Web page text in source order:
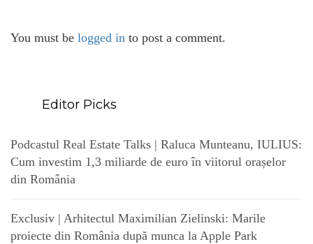
You must be logged in to post a comment.
Editor Picks
Podcastul Real Estate Talks | Raluca Munteanu, IULIUS:
Cum investim 1,3 miliarde de euro în viitorul orașelor
din România
Exclusiv | Arhitectul Maximilian Zielinski: Marile
proiecte din România după munca la Apple Park